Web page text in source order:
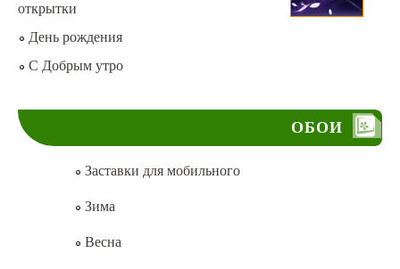
открытки
День рождения
С Добрым утро
ОБОИ
Заставки для мобильного
Зима
Весна